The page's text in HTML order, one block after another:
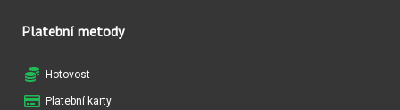
Platební metody
Hotovost
Platební karty